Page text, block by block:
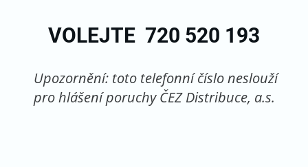
VOLEJTE 720 520 193
Upozornění: toto telefonní číslo neslouží
pro hlášení poruchy ČEZ Distribuce, a.s.